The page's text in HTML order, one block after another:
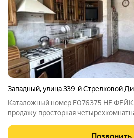
Западный,улица 339-й Стрелковой
Каталожный номер F076375 НЕ ФЕЙК. Представлена в
продажу просторная
кооперативного дома. Дом 1995 года